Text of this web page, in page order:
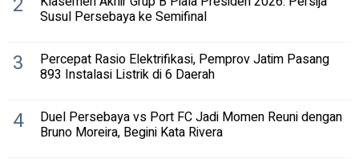
Susul Persebaya ke Semifinal
3 Percepat Rasio Elektrifikasi, Pemprov Jatim Pasang
893 Instalasi Listrik di 6 Daerah
4 Duel Persebaya vs Port FC Jadi Momen Reuni dengan
Bruno Moreira, Begini Kata Rivera